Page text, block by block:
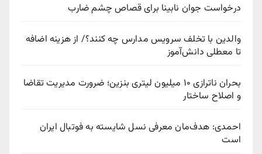
درخواست جوان نابینا برای قصاص چشم ضارب
والدین با تخلف سرویس مدارس چه کنند؟/ از هزینه اضافه
تا معطلی دانش‌آموز
بحران ناترازی ۱۰ میلیون لیتری بنزین؛ ضرورت مدیریت تقاضا
و اصلاح ساختار
احمدی: هدف‌مان معرفی نسل شایسته به فوتبال ایران
است